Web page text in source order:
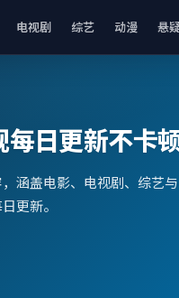
电视剧 综艺 动漫 悬
日更新不卡
涵盖电影、电视剧、综艺
更新。